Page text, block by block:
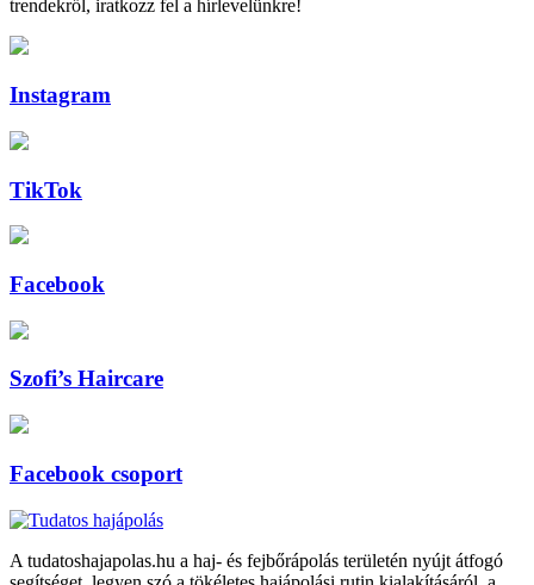
trendekről, iratkozz fel a hírlevelünkre!
Instagram
TikTok
Facebook
Szofi’s Haircare
Facebook csoport
A tudatoshajapolas.hu a haj- és fejbőrápolás területén nyújt átfogó